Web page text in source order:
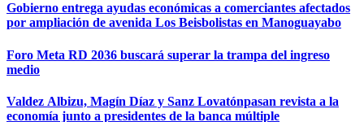
Gobierno entrega ayudas económicas a comerciantes afectados
por ampliación de avenida Los Beisbolistas en Manoguayabo
Foro Meta RD 2036 buscará superar la trampa del ingreso
medio
Valdez Albizu, Magín Díaz y Sanz Lovatónpasan revista a la
economía junto a presidentes de la banca múltiple